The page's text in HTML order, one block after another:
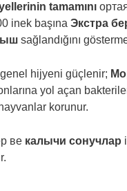
tamamını
inek başına Экстра
sağlandığını
hijyeni güçlenir;
yol açan
korunur.
ве калычи сонучлар